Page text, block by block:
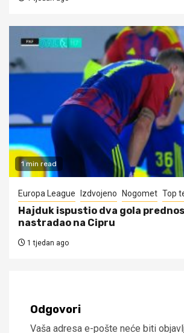
1 min read
Europa League Izdvojeno Nogomet Top
Hajduk ispustio dva gola
nastradao na Cipru
1 tjedan ago
Odgovori
Vaša adresa e-pošte neće biti